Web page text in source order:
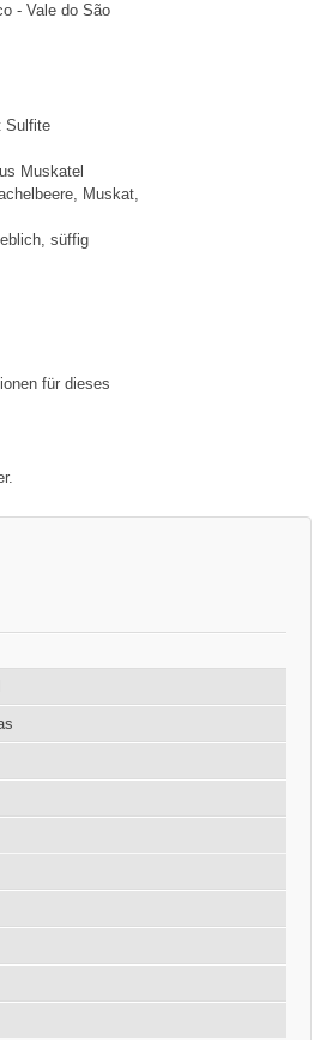
- Vale do São
Sulfite
Muskatel
Muskat,
süffig
für dieses